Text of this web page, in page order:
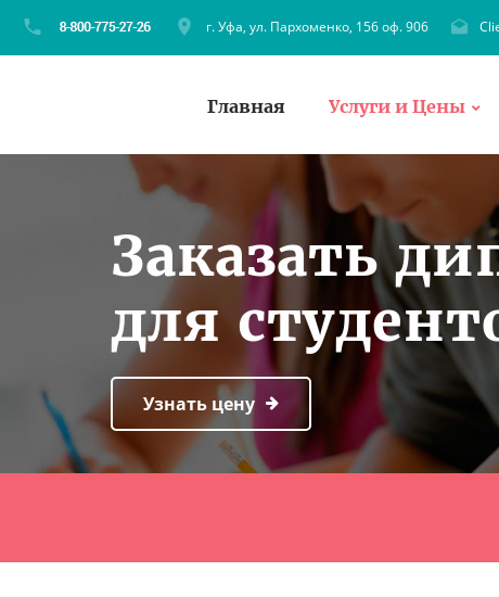
г. Уфа, ул. Пархоменко, 156 оф. 906
Главная Услуги и Цены
Заказать
для
Узнать цену